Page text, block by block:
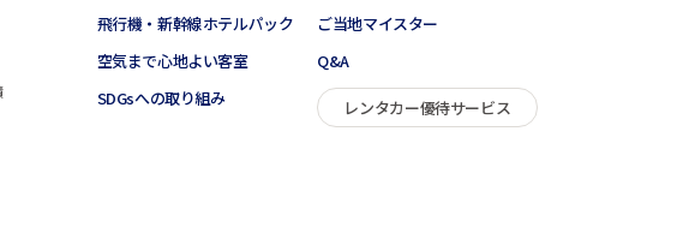
飛行機・新幹線ホテルパック
空気まで心地よい客室
SDGsへの取り組み
ご当地マイスター
Q&A
レンタカー優待サービス